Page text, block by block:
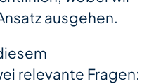
ausgehen.
relevante Fragen: